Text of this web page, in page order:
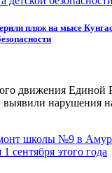
пляж на мысе
движения Единой
выявили нарушения